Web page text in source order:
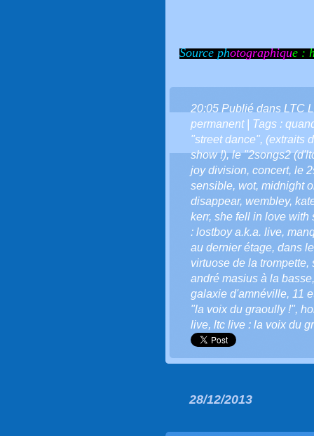
Source photographique :
20:05 Publié dans LTC
permanent| Tags :
"street dance", (extraits
show !),le "2songs2
joy division, concert, le
sensible, wot, midnight
disappear, wembley,
kerr, she fell in love with
: lostboy a.k.a. live,
au dernier étage, dans
virtuose de la trompette,
andré masius à la basse
galaxie d'amnéville, 11
"la voix du graoully !",
live, ltc live : la voix du
28/12/2013